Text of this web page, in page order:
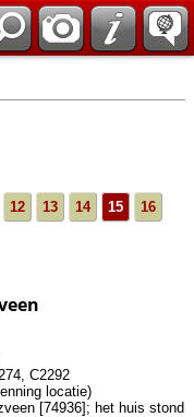
12 13 14 15 16
C2292
locatie)
[74936]; het huis stond